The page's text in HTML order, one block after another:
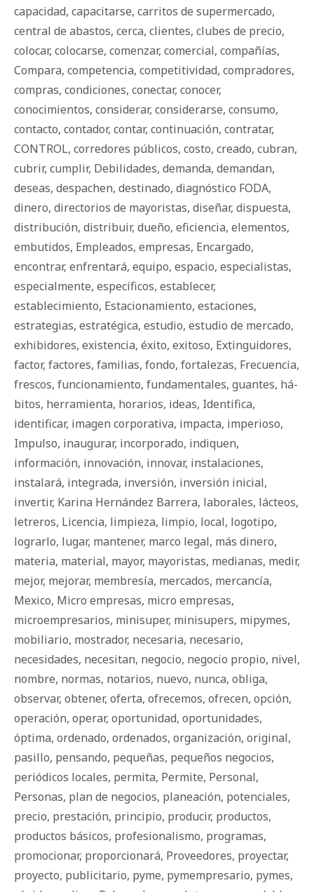
capacidad, capacitarse, carritos de supermercado,
central de abastos, cerca, clientes, clubes de precio,
colocar, colocarse, comenzar, comercial, compañías,
Compara, competencia, competitividad, compradores,
compras, condiciones, conectar, conocer,
conocimientos, considerar, considerarse, consumo,
contacto, contador, contar, continuación, contratar,
CONTROL, corredores públicos, costo, creado, cubran,
cubrir, cumplir, Debilidades, demanda, demandan,
deseas, despachen, destinado, diagnóstico FODA,
dinero, directorios de mayoristas, diseñar, dispuesta,
distribución, distribuir, dueño, eficiencia, elementos,
embutidos, Empleados, empresas, Encargado,
encontrar, enfrentará, equipo, espacio, especialistas,
especialmente, específicos, establecer,
establecimiento, Estacionamiento, estaciones,
estrategias, estratégica, estudio, estudio de mercado,
exhibidores, existencia, éxito, exitoso, Extinguidores,
factor, factores, familias, fondo, fortalezas, Frecuencia,
frescos, funcionamiento, fundamentales, guantes, há­
bi­tos, herramienta, horarios, ideas, Identifica,
identificar, imagen corporativa, impacta, imperioso,
Impulso, inaugurar, incorporado, indiquen,
información, innovación, innovar, instalaciones,
instalará, integrada, inversión, inversión inicial,
invertir, Karina Hernández Barrera, laborales, lácteos,
letreros, Licencia, limpieza, limpio, local, logotipo,
lograrlo, lugar, mantener, marco legal, más dinero,
materia, material, mayor, mayoristas, medianas, medir,
mejor, mejorar, membresía, mercados, mercancía,
Mexico, Micro empresas, micro empresas,
microempresarios, minisuper, minisupers, mipymes,
mobiliario, mostrador, necesaria, necesario,
necesidades, necesitan, negocio, negocio propio, nivel,
nombre, normas, notarios, nuevo, nunca, obliga,
observar, obtener, oferta, ofrecemos, ofrecen, opción,
operación, operar, oportunidad, oportunidades,
óptima, ordenado, ordenados, organización, original,
pasillo, pensando, pequeñas, pequeños negocios,
periódicos locales, permita, Permite, Personal,
Personas, plan de negocios, planeación, potenciales,
precio, prestación, principio, producir, productos,
productos básicos, profesionalismo, programas,
promocionar, proporcionará, Proveedores, proyectar,
proyecto, publicitario, pyme, pymempresario, pymes,